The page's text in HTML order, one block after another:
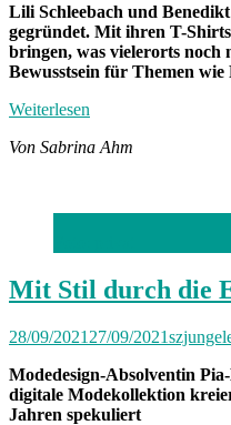
Lili Schleebach und
gegründet. Mit ihren T-
bringen, was vielerorts noch
Bewusstsein für Themen
Weiterlesen
Von Sabrina Ahm
Mit Stil durch die
28/09/2021 27/09/2021
Modedesign-Absolventin
digitale Modekollektion
Jahren spekuliert